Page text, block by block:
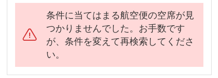
条件に当てはまる航空便の空席が見
つかりませんでした。お手数です
が、条件を変えて再検索してくださ
い。